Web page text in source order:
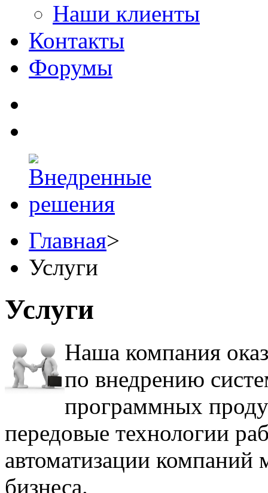
Наши клиенты
Контакты
Форумы
Главная>
Услуги
Услуги
Наша компания
по внедрению
программных
передовые технологии
автоматизации компаний
бизнеса.